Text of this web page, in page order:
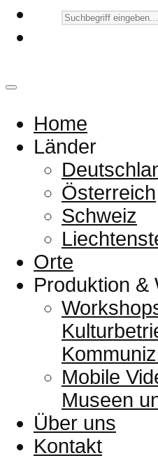
Home
Länder
Österreich
Schweiz
Orte
Produktion &
Mobile
Museen
Über uns
Kontakt